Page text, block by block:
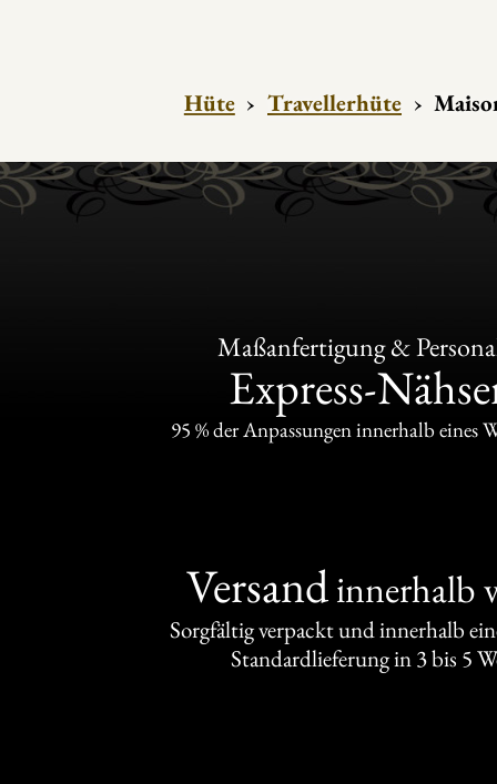
Hüte › Travellerhüte ›
Maßanfertigung &
Express-
95 % der Anpassungen innerhalb eines
Versandinnerhalb
Sorgfältig verpackt und innerhalb
Standardlieferung in 3 bis 5